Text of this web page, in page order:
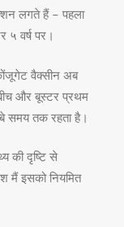
लगते हैं – पहला
५ वर्ष पर।
वैक्सीन अब
और बूस्टर प्रथम
समय तक रहता है।
की दृष्टि से
मैं इसको नियमित